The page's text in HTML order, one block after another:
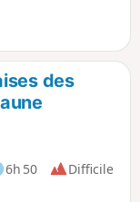
des
6h 50
Difficile